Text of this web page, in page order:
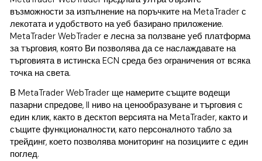
възможности за изпълнение на поръчките на MetaTrader с
лекотата и удобството на уеб базирано приложение.
MetaTrader WebTrader е лесна за ползване уеб платформа
за търговия, която Ви позволява да се наслаждавате на
търговията в истинска ECN среда без ограничения от всяка
точка на света.
В MetaTrader WebTrader ще намерите същите водещи
пазарни спредове, II ниво на ценообразуване и търговия с
един клик, както в десктоп версията на MetaTrader, както и
същите функционалности, като персоналното табло за
трейдинг, което позволява мониторинг на позициите с един
поглед.